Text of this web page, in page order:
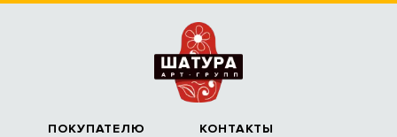
ПОКУПАТЕЛЮ КОНТАКТЫ